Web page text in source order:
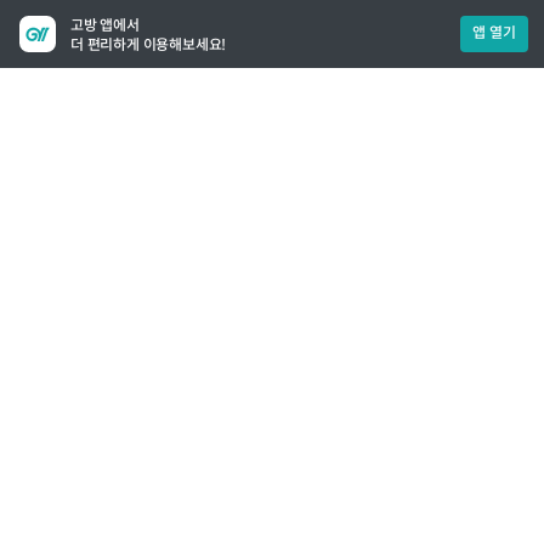
고방 앱에서
더 편리하게 이용해보세요!
앱 열기